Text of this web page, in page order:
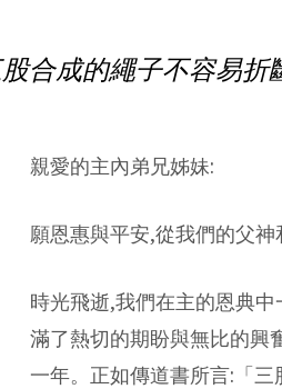
2026-
2028
主
題
說
明
股合成的繩子不容易
親愛的主內弟兄姊妹:
願恩惠與平安,從我們的父
時光飛逝,我們在主的恩典
滿了熱切的期盼與無比的興
一年。正如傳道書所言:「